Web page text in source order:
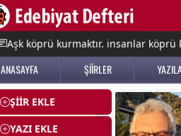
Aşk köprü kurmaktır. insanlar
ANASAYFA ŞİİRLER
ŞİİR EKLE
YAZI EKLE